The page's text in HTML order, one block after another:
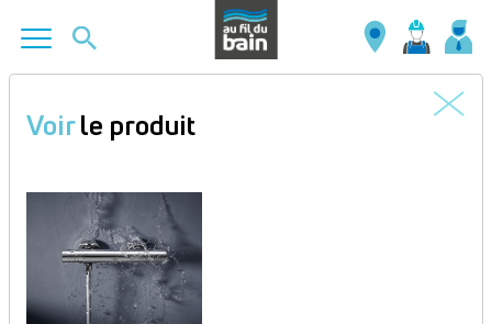
contenu
Voirle produit